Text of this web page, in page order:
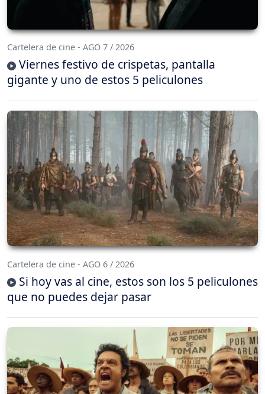
Cartelera de cine - AGO 7 / 2026
Viernes festivo de crispetas, pantalla
gigante y uno de estos 5 peliculones
Cartelera de cine - AGO 6 / 2026
Si hoy vas al cine, estos son los 5 peliculones
que no puedes dejar pasar